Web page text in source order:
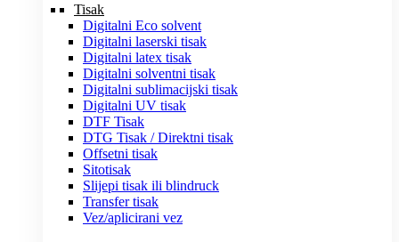
Tisak
Digitalni Eco solvent
Digitalni laserski tisak
Digitalni latex tisak
Digitalni solventni tisak
Digitalni sublimacijski tisak
Digitalni UV tisak
DTF Tisak
DTG Tisak / Direktni tisak
Offsetni tisak
Sitotisak
Slijepi tisak ili blindruck
Transfer tisak
Vez/aplicirani vez